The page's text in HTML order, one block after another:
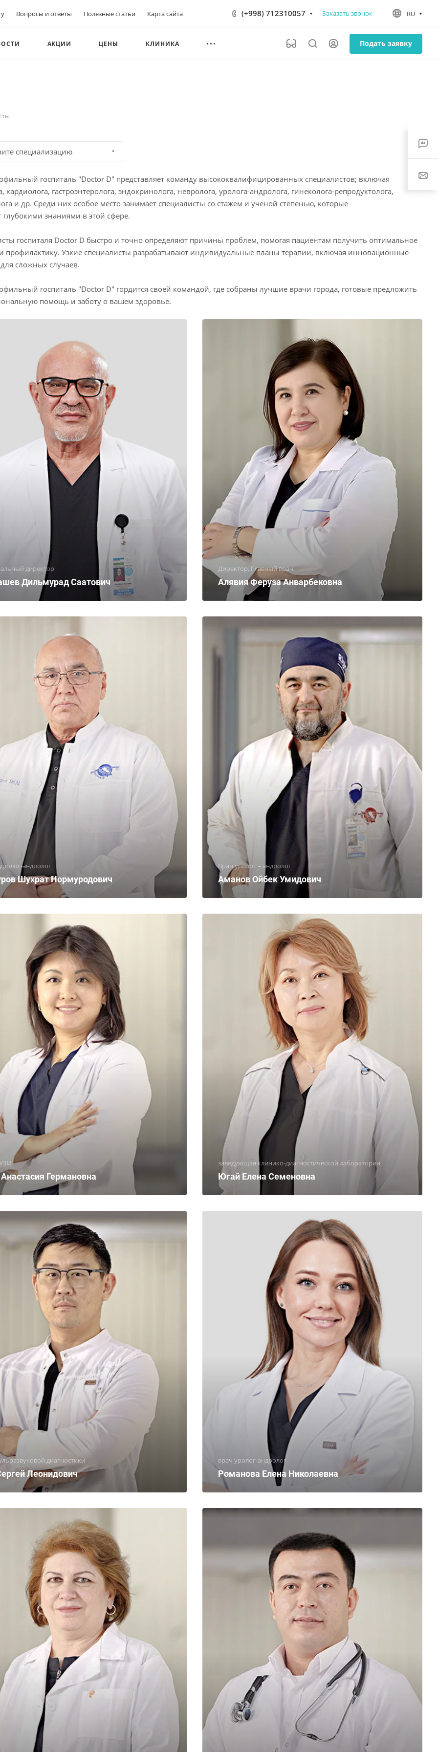
Вопросы и ответы Полезные статьи Карта сайта (+998) 712310057 Заказать звонок RU
АКЦИИ ЦЕНЫ КЛИНИКА Подать заявку
специализацию
госпиталь "Doctor D" представляет команду высококвалифицированных специалистов; включая
кардиолога, гастроэнтеролога, эндокринолога, невролога, уролога-андролога, гинеколога-репродуктолога,
и др. Среди них особое место занимает специалисты со стажем и ученой степенью, которые
глубокими знаниями в этой сфере.
госпиталя Doctor D быстро и точно определяют причины проблем, помогая пациентам получить оптимальное
профилактику. Узкие специалисты разрабатывают индивидуальные планы терапии, включая инновационные
сложных случаев.
госпиталь "Doctor D" гордится своей командой, где собраны лучшие врачи города, готовые предложить
помощь и заботу о вашем здоровье.
директор
Дильмурад Саатович
Директор, Главный врач
Алявия Феруза Анварбековна
андролог
Шухрат Нормуродович
Врач уролог – андролог
Аманов Ойбек Умидович
Германовна
заведующая клинико-диагностической лаборатории
Югай Елена Семеновна
диагностики
Леонидович
врач уролог-андролог
Романова Елена Николаевна